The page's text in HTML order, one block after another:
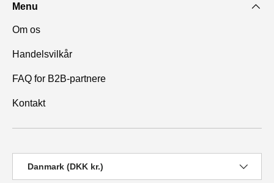
Menu
Om os
Handelsvilkår
FAQ for B2B-partnere
Kontakt
Danmark (DKK kr.)